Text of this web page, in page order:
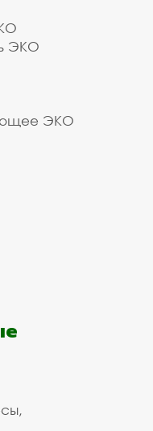
ЭКО
ЭКО